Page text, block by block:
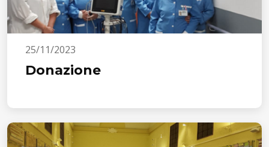
25/11/2023
Donazione